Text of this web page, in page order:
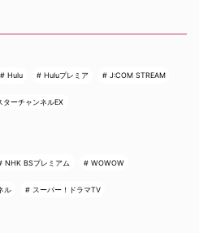
Hulu Huluプレミア J:COM STREAM
ターチャンネルEX
NHK BSプレミアム WOWOW
ル スーパー！ドラマTV